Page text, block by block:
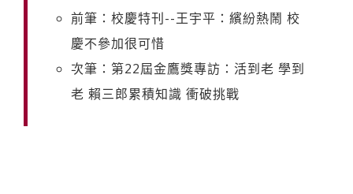
前筆：校慶特刊--王宇平：繽紛熱鬧 校
慶不參加很可惜
次筆：第22屆金鷹獎專訪：活到老 學到
老 賴三郎累積知識 衝破挑戰